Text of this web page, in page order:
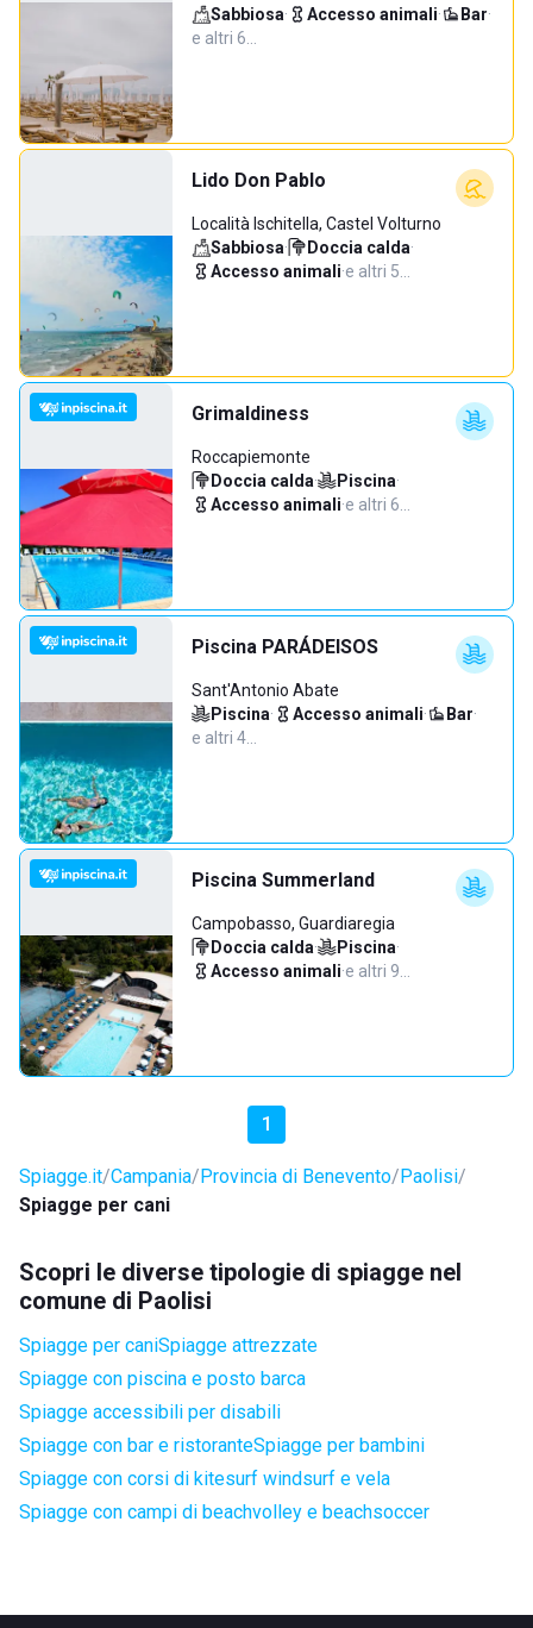
Sabbiosa· Accesso animali· Bar·
e altri 6…
Lido Don Pablo
Località Ischitella, Castel Volturno
Sabbiosa· Doccia calda·
Accesso animali·e altri 5…
Grimaldiness
Roccapiemonte
Doccia calda· Piscina·
Accesso animali·e altri 6…
Piscina PARÁDEISOS
Sant'Antonio Abate
Piscina· Accesso animali· Bar·
e altri 4…
Piscina Summerland
Campobasso, Guardiaregia
Doccia calda· Piscina·
Accesso animali·e altri 9…
1
Spiagge.it Campania Provincia di Benevento Paolisi
Spiagge per cani
Scopri le diverse tipologie di spiagge nel
comune di Paolisi
Spiagge per caniSpiagge attrezzate
Spiagge con piscina e posto barca
Spiagge accessibili per disabili
Spiagge con bar e ristoranteSpiagge per bambini
Spiagge con corsi di kitesurf windsurf e vela
Spiagge con campi di beachvolley e beachsoccer